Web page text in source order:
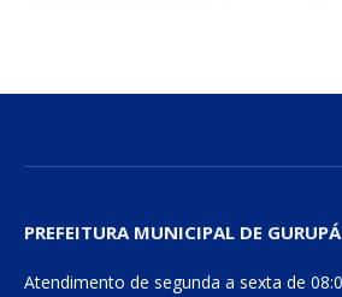
PREFEITURA MUNICIPAL DE GURUPÁ
Atendimento de segunda a sexta de